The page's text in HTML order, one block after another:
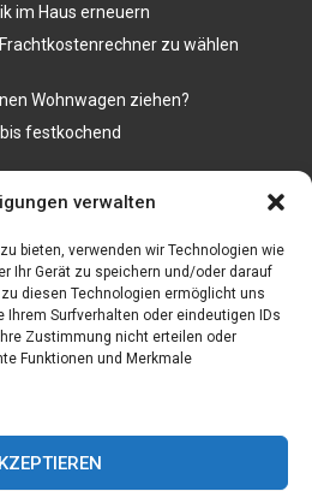
verwalten
bieten, verwenden wir Technologien wie
Ihr Gerät zu speichern und/oder darauf
diesen Technologien ermöglicht uns
Ihrem Surfverhalten oder eindeutigen IDs
Zustimmung nicht erteilen oder
Funktionen und Merkmale
im Haus erneuern
zu wählen
Wohnwagen ziehen?
festkochend
bekannt machen mit diesen 5 Tipps